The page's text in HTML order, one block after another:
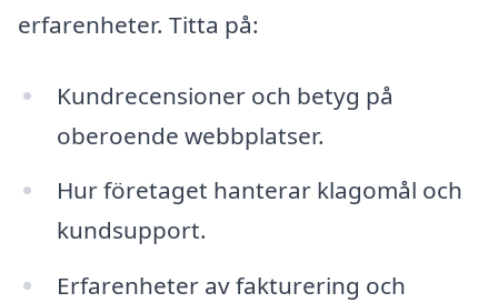
erfarenheter. Titta på:
Kundrecensioner och betyg på
oberoende webbplatser.
Hur företaget hanterar klagomål och
kundsupport.
Erfarenheter av fakturering och